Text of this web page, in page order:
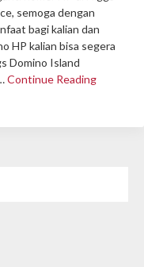
semoga dengan
bagi kalian dan
HP kalian bisa segera
Domino Island
Continue Reading